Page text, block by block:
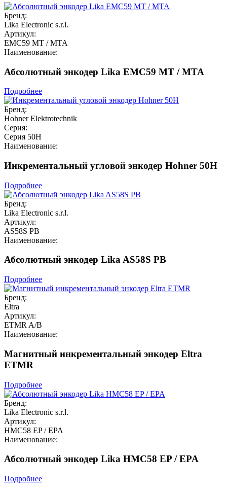
Бренд:
Lika Electronic s.r.l.
Артикул:
EMC59 MT / MTA
Наименование:
Абсолютный энкодер Lika EMC59 MT / MTA
Подробнее
Бренд:
Hohner Elektrotechnik
Серия:
Серия 50H
Наименование:
Инкрементальный угловой энкодер Hohner 50H
Подробнее
Бренд:
Lika Electronic s.r.l.
Артикул:
AS58S PB
Наименование:
Абсолютный энкодер Lika AS58S PB
Подробнее
Бренд:
Eltra
Артикул:
ETMR A/B
Наименование:
Магнитный инкрементальный энкодер Eltra
ETMR
Подробнее
Бренд:
Lika Electronic s.r.l.
Артикул:
HMC58 EP / EPA
Наименование:
Абсолютный энкодер Lika HMC58 EP / EPA
Подробнее